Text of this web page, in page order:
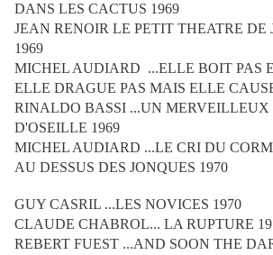
DANS LES CACTUS 1969
JEAN RENOIR LE PETIT THEATRE DE
1969
MICHEL AUDIARD ...ELLE BOIT PAS
ELLE DRAGUE PAS MAIS ELLE
RINALDO BASSI ...UN MERVEILLEUX
D'OSEILLE 1969
MICHEL AUDIARD ...LE CRI DU
AU DESSUS DES JONQUES 1970
GUY CASRIL ...LES NOVICES 1970
CLAUDE CHABROL... LA RUPTURE
REBERT FUEST ...AND SOON THE